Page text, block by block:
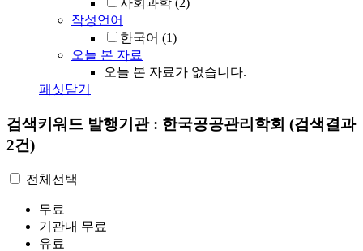
사회과학 (2)
작성언어
한국어 (1)
오늘 본 자료
오늘 본 자료가 없습니다.
패싯닫기
검색키워드 발행기관 : 한국공공관리학회 (검색결과
2건)
전체선택
무료
기관내 무료
유료